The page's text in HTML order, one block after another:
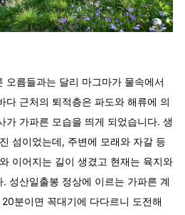
오름들과는 달리 마그마가 물속에서
다 근처의 퇴적층은 파도와 해류에 의
가 가파른 모습을 띄게 되었습니다. 생
섬이었는데, 주변에 모래와 자갈 등
이어지는 길이 생겼고 현재는 육지와
성산일출봉 정상에 이르는 가파른 계
분이면 꼭대기에 다다르니 도전해